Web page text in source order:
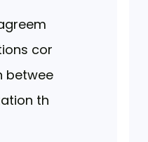
cor
betwee
th